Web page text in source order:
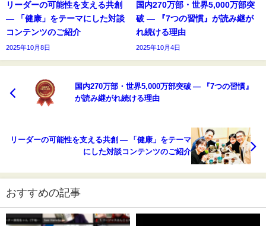
リーダーの可能性を支える共創
― 「健康」をテーマにした対談
コンテンツのご紹介
2025年10月8日
国内270万部・世界5,000万部突
破 ― 『7つの習慣』が読み継が
れ続ける理由
2025年10月4日
国内270万部・世界5,000万部突破 ― 『7つの習慣』
が読み継がれ続ける理由
リーダーの可能性を支える共創 ― 「健康」をテーマ
にした対談コンテンツのご紹介
おすすめの記事